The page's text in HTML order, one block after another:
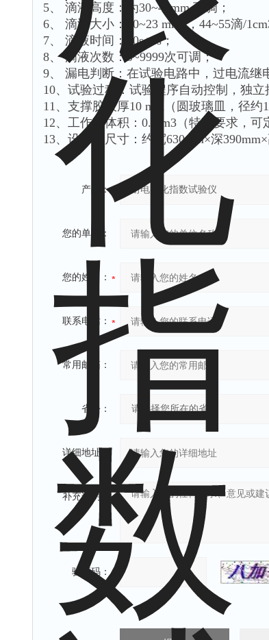
5、 滴液高度：为30~40mm 可调；
6、 滴液大小：20~23 mm3，44~55滴/
7、 滴液时间：30s±5s；
8、 滴液次数：0~9999次可调；
9、 漏电判断：在试验电路中，过电流继
10、试验过程：试验程序自动控制，独立
11、支撑胶板厚10 mm（圆玻璃皿，径约
12、工作室体积：0.5 m3（特殊要求，可
13、设备外尺寸：约宽630mm×深390mm×
产品：
您的单位：
您的姓名：
联系电话：
常用邮箱：
省份：
详细地址：
补充说明：
验证码：